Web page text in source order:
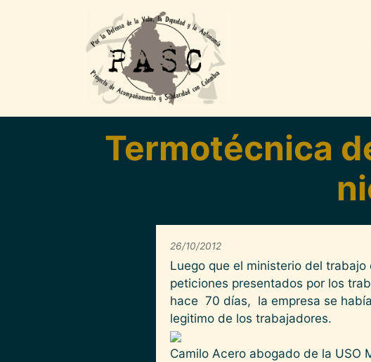
Termotécnica
26/10/2012
Luego que el ministerio del
peticiones presentados por los
hace 70 días, la empresa se
legitimo de los trabajadores.
Camilo Acero abogado de la USO